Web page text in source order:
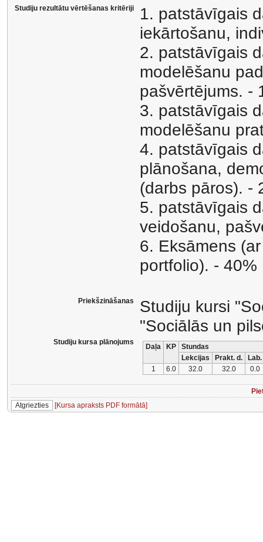
Studiju rezultātu vērtēšanas kritēriji
1. patstāvīgais
iekārtošanu,
2. patstāvīgais
modelēšanu
pašvērtējums. -
3. patstāvīgais
modelēšanu
4. patstāvīgais
plānošana,
(darbs pāros). -
5. patstāvīgais
veidošanu,
6. Eksāmens
portfolio). - 40%
Priekšzināšanas
Studiju kursi
"Sociālās un
Studiju kursa plānojums
Daļa KP
Stundas
Lekcijas
Prakt. d.
Lab.
1
6.0 32.0 32.0 0.0
[Kursa apraksts PDF formātā]